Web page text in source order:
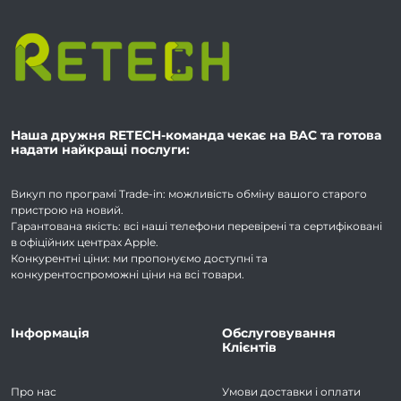
Наша дружня RETECH-команда чекає на ВАС та готова
надати найкращі послуги:
Викуп по програмі Trade-in: можливість обміну вашого старого
пристрою на новий.
Гарантована якість: всі наші телефони перевірені та сертифіковані
в офіційних центрах Apple.
Конкурентні ціни: ми пропонуємо доступні та
конкурентоспроможні ціни на всі товари.
Інформація
Про нас
Обслуговування
Клієнтів
Умови доставки і оплати